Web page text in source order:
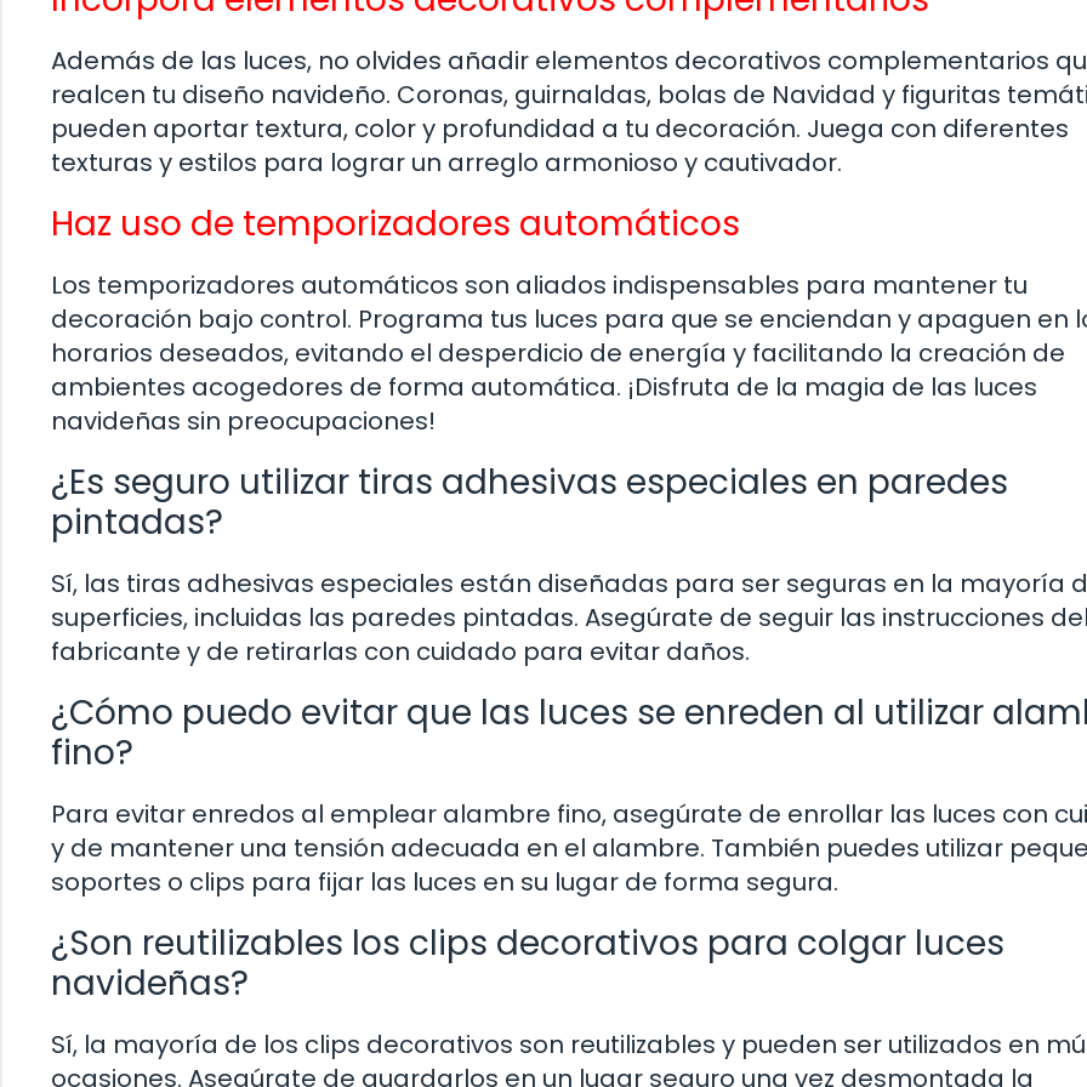
Además de las luces, no olvides añadir elementos decorativos complementarios
realcen tu diseño navideño. Coronas, guirnaldas, bolas de Navidad y figuritas
pueden aportar textura, color y profundidad a tu decoración. Juega con diferentes
texturas y estilos para lograr un arreglo armonioso y cautivador.
Haz uso de temporizadores automáticos
Los temporizadores automáticos son aliados indispensables para mantener tu
decoración bajo control. Programa tus luces para que se enciendan y apaguen en
horarios deseados, evitando el desperdicio de energía y facilitando la creación de
ambientes acogedores de forma automática. ¡Disfruta de la magia de las luces
navideñas sin preocupaciones!
¿Es seguro utilizar tiras adhesivas especiales en paredes
pintadas?
Sí, las tiras adhesivas especiales están diseñadas para ser seguras en la mayoría
superficies, incluidas las paredes pintadas. Asegúrate de seguir las instrucciones del
fabricante y de retirarlas con cuidado para evitar daños.
¿Cómo puedo evitar que las luces se enreden al utilizar
fino?
Para evitar enredos al emplear alambre fino, asegúrate de enrollar las luces con
y de mantener una tensión adecuada en el alambre. También puedes utilizar
soportes o clips para fijar las luces en su lugar de forma segura.
¿Son reutilizables los clips decorativos para colgar luces
navideñas?
Sí, la mayoría de los clips decorativos son reutilizables y pueden ser utilizados en
ocasiones. Asegúrate de guardarlos en un lugar seguro una vez desmontada la